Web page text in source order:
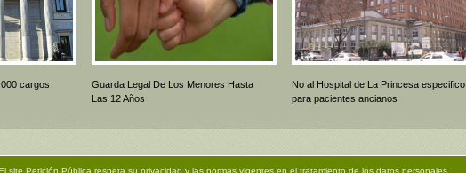
cargos
Guarda Legal De Los Menores Hasta
Las 12 Años
No al Hospital de La Princesa especifico
para pacientes ancianos
site Petición Pública respeta su privacidad y las normas vigentes en el tratamiento de los datos personales.